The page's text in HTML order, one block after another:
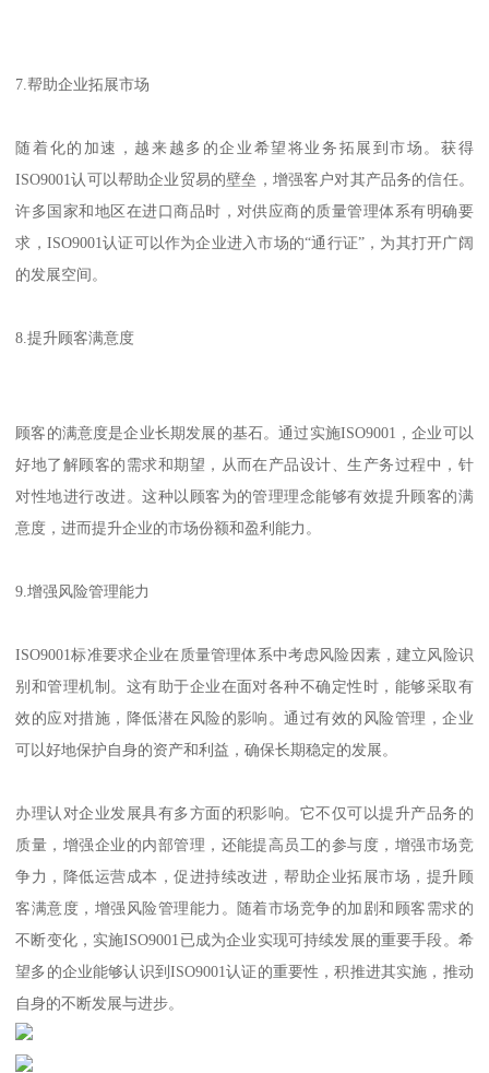
7.帮助企业拓展市场
随着化的加速，越来越多的企业希望将业务拓展到市场。获得
ISO9001认可以帮助企业贸易的壁垒，增强客户对其产品务的信任。
许多国家和地区在进口商品时，对供应商的质量管理体系有明确要
求，ISO9001认证可以作为企业进入市场的“通行证”，为其打开广阔
的发展空间。
8.提升顾客满意度
顾客的满意度是企业长期发展的基石。通过实施ISO9001，企业可以
好地了解顾客的需求和期望，从而在产品设计、生产务过程中，针
对性地进行改进。这种以顾客为的管理理念能够有效提升顾客的满
意度，进而提升企业的市场份额和盈利能力。
9.增强风险管理能力
ISO9001标准要求企业在质量管理体系中考虑风险因素，建立风险识
别和管理机制。这有助于企业在面对各种不确定性时，能够采取有
效的应对措施，降低潜在风险的影响。通过有效的风险管理，企业
可以好地保护自身的资产和利益，确保长期稳定的发展。
办理认对企业发展具有多方面的积影响。它不仅可以提升产品务的
质量，增强企业的内部管理，还能提高员工的参与度，增强市场竞
争力，降低运营成本，促进持续改进，帮助企业拓展市场，提升顾
客满意度，增强风险管理能力。随着市场竞争的加剧和顾客需求的
不断变化，实施ISO9001已成为企业实现可持续发展的重要手段。希
望多的企业能够认识到ISO9001认证的重要性，积推进其实施，推动
自身的不断发展与进步。